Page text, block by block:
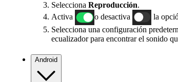
Selecciona Reproducción.
Activa
o desactiva la
Selecciona una configuración
ecualizador para encontrar el sonido
Android